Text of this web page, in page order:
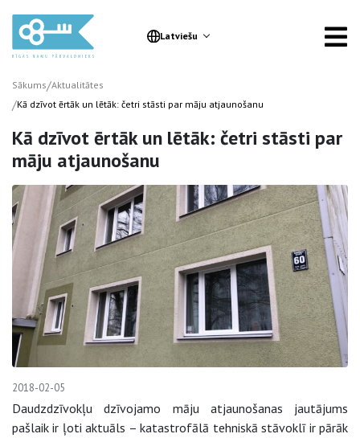
Latviešu
Sākums/Aktualitātes
/Kā dzīvot ērtāk un lētāk: četri stāsti par māju atjaunošanu
Kā dzīvot ērtāk un lētāk: četri stāsti par
māju atjaunošanu
2018-02-05
Daudzdzīvokļu dzīvojamo māju atjaunošanas jautājums
pašlaik ir ļoti aktuāls – katastrofālā tehniskā stāvoklī ir pārāk